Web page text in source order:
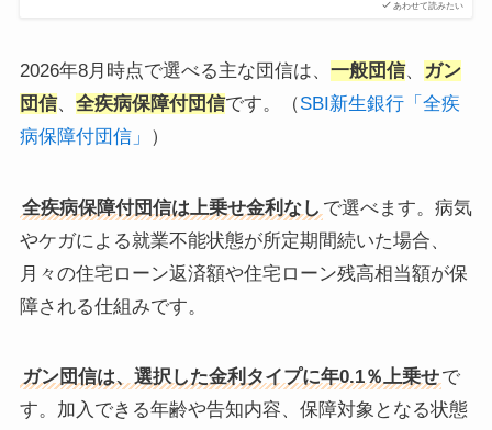
あわせて読みたい
2026年8月時点で選べる主な団信は、 一般団信、
ガン
団信、 全疾病保障付団信です。（SBI新生銀行「全疾
病保障付団信」
）
全疾病保障付団信は上乗せ金利なし で選べます。病気
やケガによる就業不能状態が所定期間続いた場合、
月々の住宅ローン返済額や住宅ローン残高相当額が保
障される仕組みです。
ガン団信は、選択した金利タイプに年0.1％上乗せで
す。加入できる年齢や告知内容、保障対象となる状態